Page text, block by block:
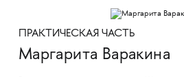
ПРАКТИЧЕСКАЯ ЧАСТЬ
Маргарита Варакина